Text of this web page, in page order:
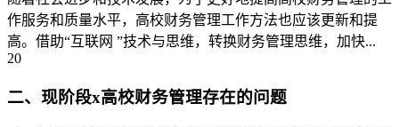
作服务和质量水平，高校财务管理工作方法也应该更新和提
高。借助“互联网 ”技术与思维，转换财务管理思维，加快...
20
二、现阶段x高校财务管理存在的问题